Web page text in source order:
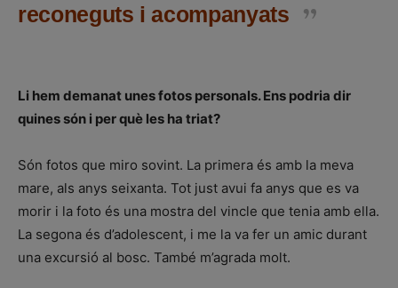
reconeguts i acompanyats
Li hem demanat unes fotos personals. Ens podria dir
quines són i per què les ha triat?
Són fotos que miro sovint. La primera és amb la meva
mare, als anys seixanta. Tot just avui fa anys que es va
morir i la foto és una mostra del vincle que tenia amb ella.
La segona és d’adolescent, i me la va fer un amic durant
una excursió al bosc. També m’agrada molt.